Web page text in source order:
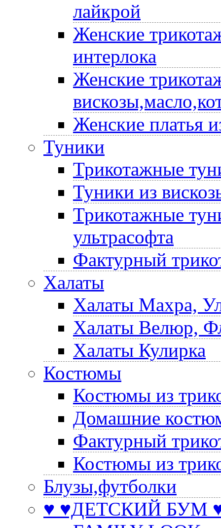
лайкрой
Женские
интерлока
Женские
Женские платья
Туники
Трикотажные
Туники из
Трикотажные
ультрасофта
Фактурный
Халаты
Халаты Махра,
Халаты Велюр,
Халаты Кулирка
Костюмы
Костюмы из
Домашние
Фактурный
Костюмы из
Блузы,футболки
♥ ♥ДЕТСКИЙ БУМ